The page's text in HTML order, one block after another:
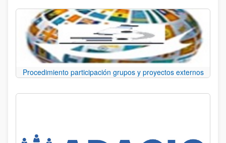
Procedimiento participación grupos y proyectos externos